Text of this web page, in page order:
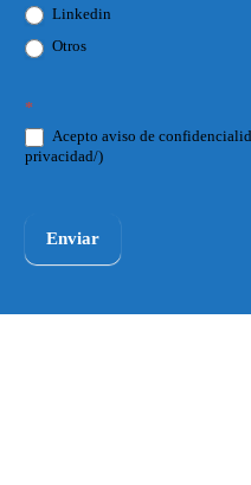
Linkedin
Otros
*
Acepto aviso de
privacidad/)
Enviar